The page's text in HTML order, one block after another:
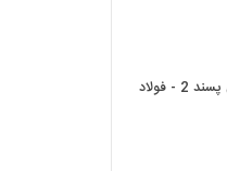
خلاصه فوتسال گیتی پسند 2 - فولاد